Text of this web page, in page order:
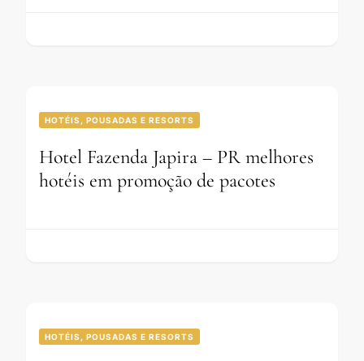
HOTÉIS, POUSADAS E RESORTS
Hotel Fazenda Japira – PR melhores
hotéis em promoção de pacotes
HOTÉIS, POUSADAS E RESORTS